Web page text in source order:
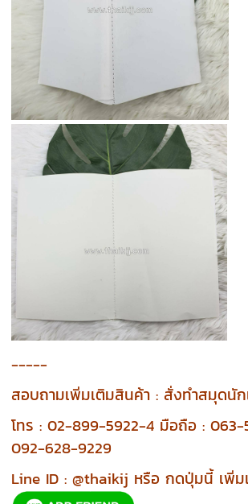
-----
สอบถามเพิ่มเติมสินค้า : สั่งทำสมุดนัก
โทร : 02-899-5922-4 มือถือ : 063-
092-628-9229
Line ID : @thaikij หรือ กดปุ่มนี้ เพิ่ม